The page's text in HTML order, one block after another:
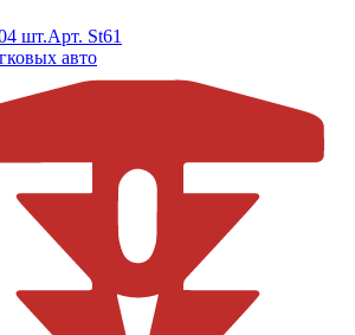
шт.Арт. St61
авто